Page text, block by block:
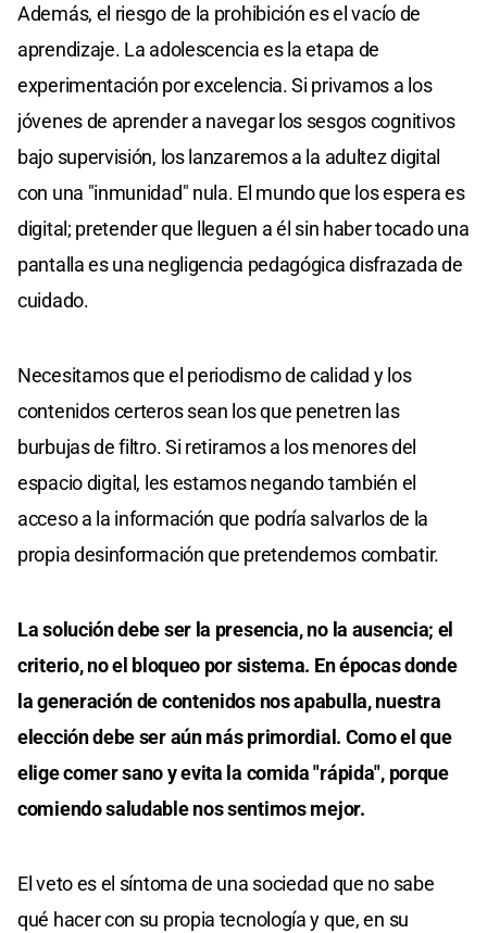
Además, el riesgo de la prohibición es el vacío de
aprendizaje. La adolescencia es la etapa de
experimentación por excelencia. Si privamos a los
jóvenes de aprender a navegar los sesgos cognitivos
bajo supervisión, los lanzaremos a la adultez digital
con una "inmunidad" nula. El mundo que los espera es
digital; pretender que lleguen a él sin haber tocado una
pantalla es una negligencia pedagógica disfrazada de
cuidado.
Necesitamos que el periodismo de calidad y los
contenidos certeros sean los que penetren las
burbujas de filtro. Si retiramos a los menores del
espacio digital, les estamos negando también el
acceso a la información que podría salvarlos de la
propia desinformación que pretendemos combatir.
La solución debe ser la presencia, no la ausencia; el
criterio, no el bloqueo por sistema. En épocas donde
la generación de contenidos nos apabulla, nuestra
elección debe ser aún más primordial. Como el que
elige comer sano y evita la comida "rápida", porque
comiendo saludable nos sentimos mejor.
El veto es el síntoma de una sociedad que no sabe
qué hacer con su propia tecnología y que, en su